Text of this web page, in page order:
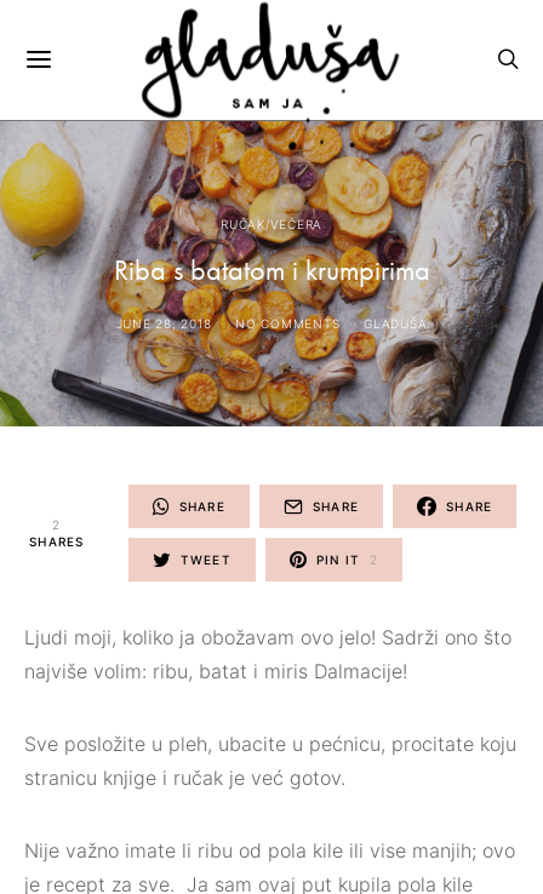
RUČAK/VEČERA
Riba s batatom i krumpirima
JUNE 28, 2018 NO COMMENTS GLADUŠA
2
SHARES
SHARE SHARE SHARE
TWEET PIN IT 2
Ljudi moji, koliko ja obožavam ovo jelo! Sadrži ono što
najviše volim: ribu, batat i miris Dalmacije!⁣
Sve posložite u pleh, ubacite u pećnicu, procitate koju
stranicu knjige i ručak je već gotov. ⁣
Nije važno imate li ribu od pola kile ili vise manjih; ovo
je recept za sve.⁣ ⁣ Ja sam ovaj put kupila pola kile